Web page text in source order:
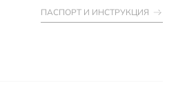
ПАСПОРТ И ИНСТРУКЦИЯ